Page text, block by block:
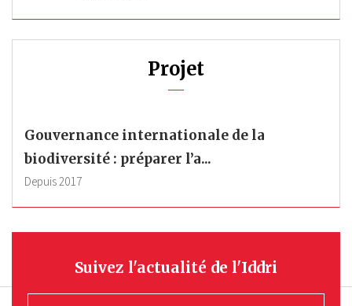
Projet
Gouvernance internationale de la
biodiversité : préparer l’a...
Depuis2017
Suivez l'actualité de l'Iddri